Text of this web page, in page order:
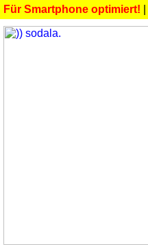
Für Smartphone optimiert!